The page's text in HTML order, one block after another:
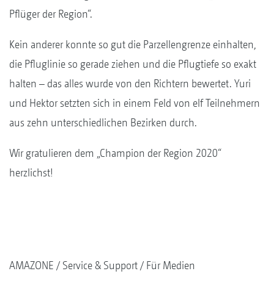
Pflüger der Region“.
Kein anderer konnte so gut die Parzellengrenze einhalten,
die Pfluglinie so gerade ziehen und die Pflugtiefe so exakt
halten – das alles wurde von den Richtern bewertet. Yuri
und Hektor setzten sich in einem Feld von elf Teilnehmern
aus zehn unterschiedlichen Bezirken durch.
Wir gratulieren dem „Champion der Region 2020“
herzlichst!
AMAZONE Service & Support Für Medien